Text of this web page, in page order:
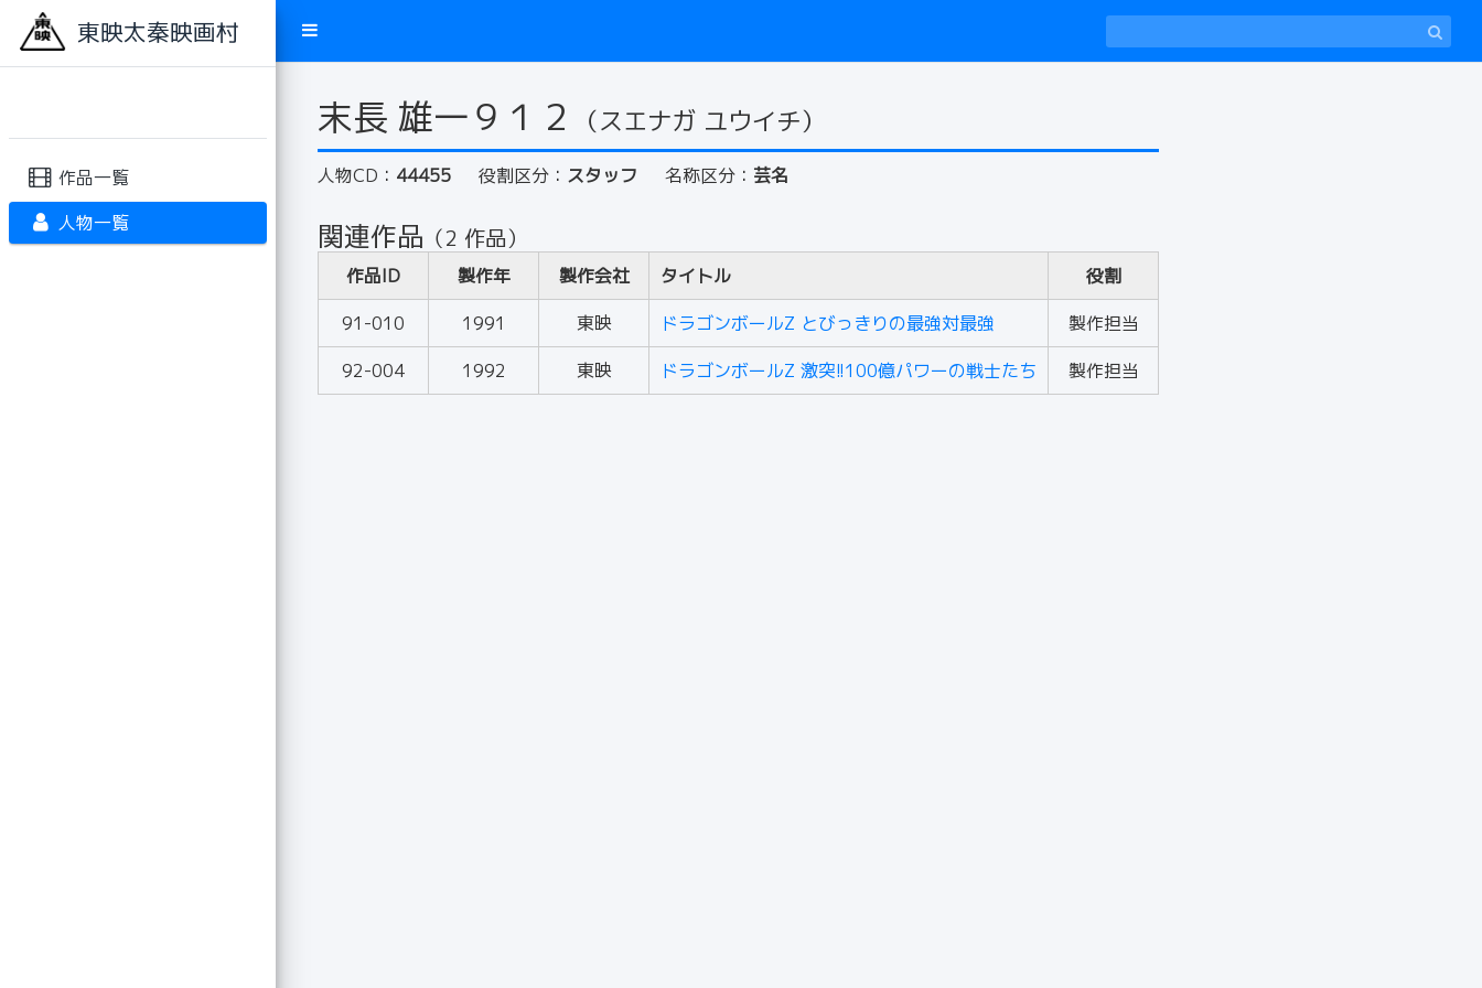
東映太秦映画村
作品一覧
人物一覧
末長 雄一９１２ （スエナガ ユウイチ）
人物CD： 44455 役割区分： スタッフ 名称区分： 芸名
関連作品 （2 作品）
作品ID 製作年 製作会社 タイトル
役割
91-010
1991 東映 ドラゴンボールZ とびっきりの最強対最強
製作担当
92-004
1992 東映 ドラゴンボールZ 激突!!100億パワーの戦士たち 製作担当